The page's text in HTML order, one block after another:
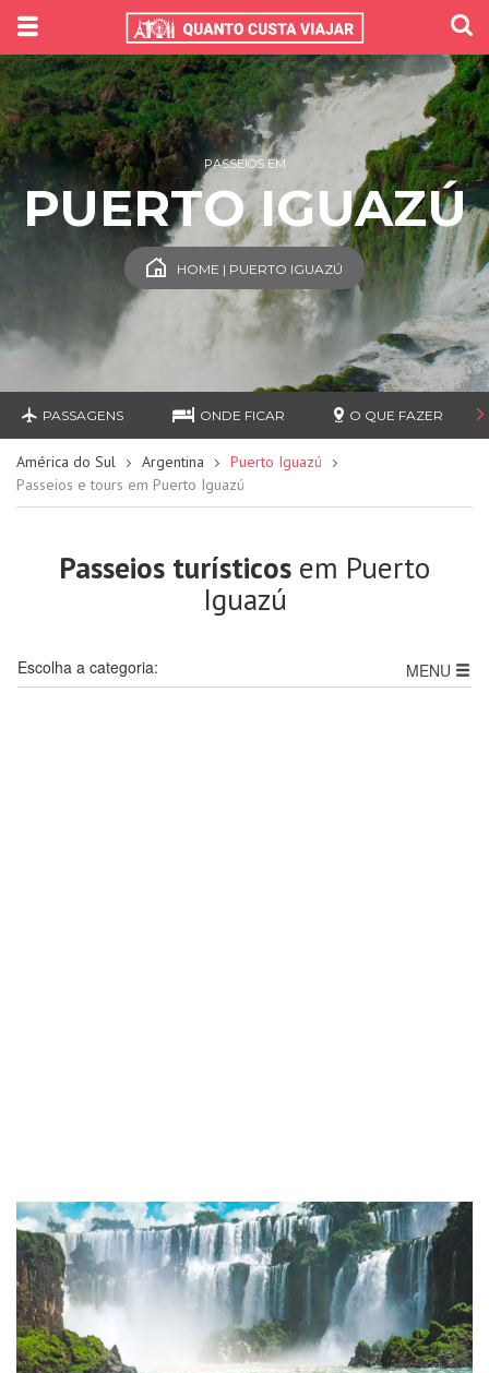
PASSEIOS EM
PUERTO IGUAZÚ
HOME | PUERTO IGUAZÚ
PASSAGENS ONDE FICAR O QUE FAZER
América do Sul Argentina
Puerto Iguazú
Passeios e tours em Puerto Iguazú
Passeios turísticos em Puerto
Iguazú
MENU
Escolha a categoria: